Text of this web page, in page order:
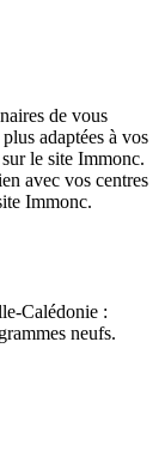
de vous
adaptées à vos
le site Immonc.
avec vos centres
Immonc.
Calédonie :
neufs.